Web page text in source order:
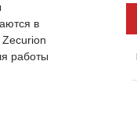
в
Zecurion
работы